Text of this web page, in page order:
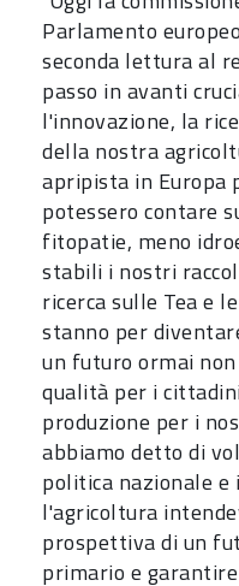
Parlamento
seconda lettura al
passo in avanti
l'innovazione, la
della nostra
apripista in Europa
potessero contare
fitopatie, meno
stabili i nostri
ricerca sulle Tea e
stanno per
un futuro ormai
qualità per i
produzione per i
abbiamo detto di
politica nazionale
l'agricoltura
prospettiva di un
primario e